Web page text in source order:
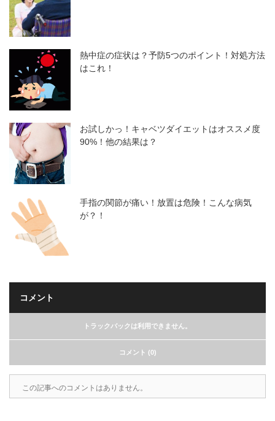
熱中症の症状は？予防5つのポイント！対処方法
はこれ！
お試しかっ！キャベツダイエットはオススメ度
90%！他の結果は？
手指の関節が痛い！放置は危険！こんな病気
が？！
コメント
トラックバックは利用できません。
コメント (0)
この記事へのコメントはありません。